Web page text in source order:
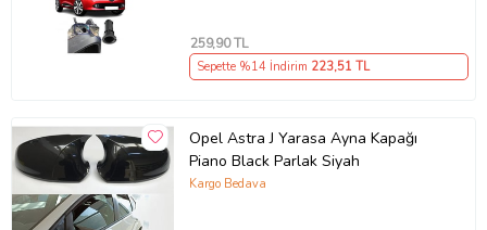
259,90 TL
Sepette %14 İndirim 223,51 TL
Opel Astra J Yarasa Ayna Kapağı
Piano Black Parlak Siyah
Kargo Bedava